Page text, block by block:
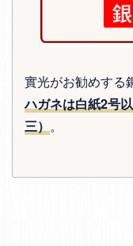
實光がお勧めする
ハガネは白紙2号
三） 。